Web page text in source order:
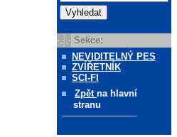
Sekce:
NEVIDITELNÝ PES
ZVÍŘETNÍK
SCI-FI
Zpět na hlavní
stranu